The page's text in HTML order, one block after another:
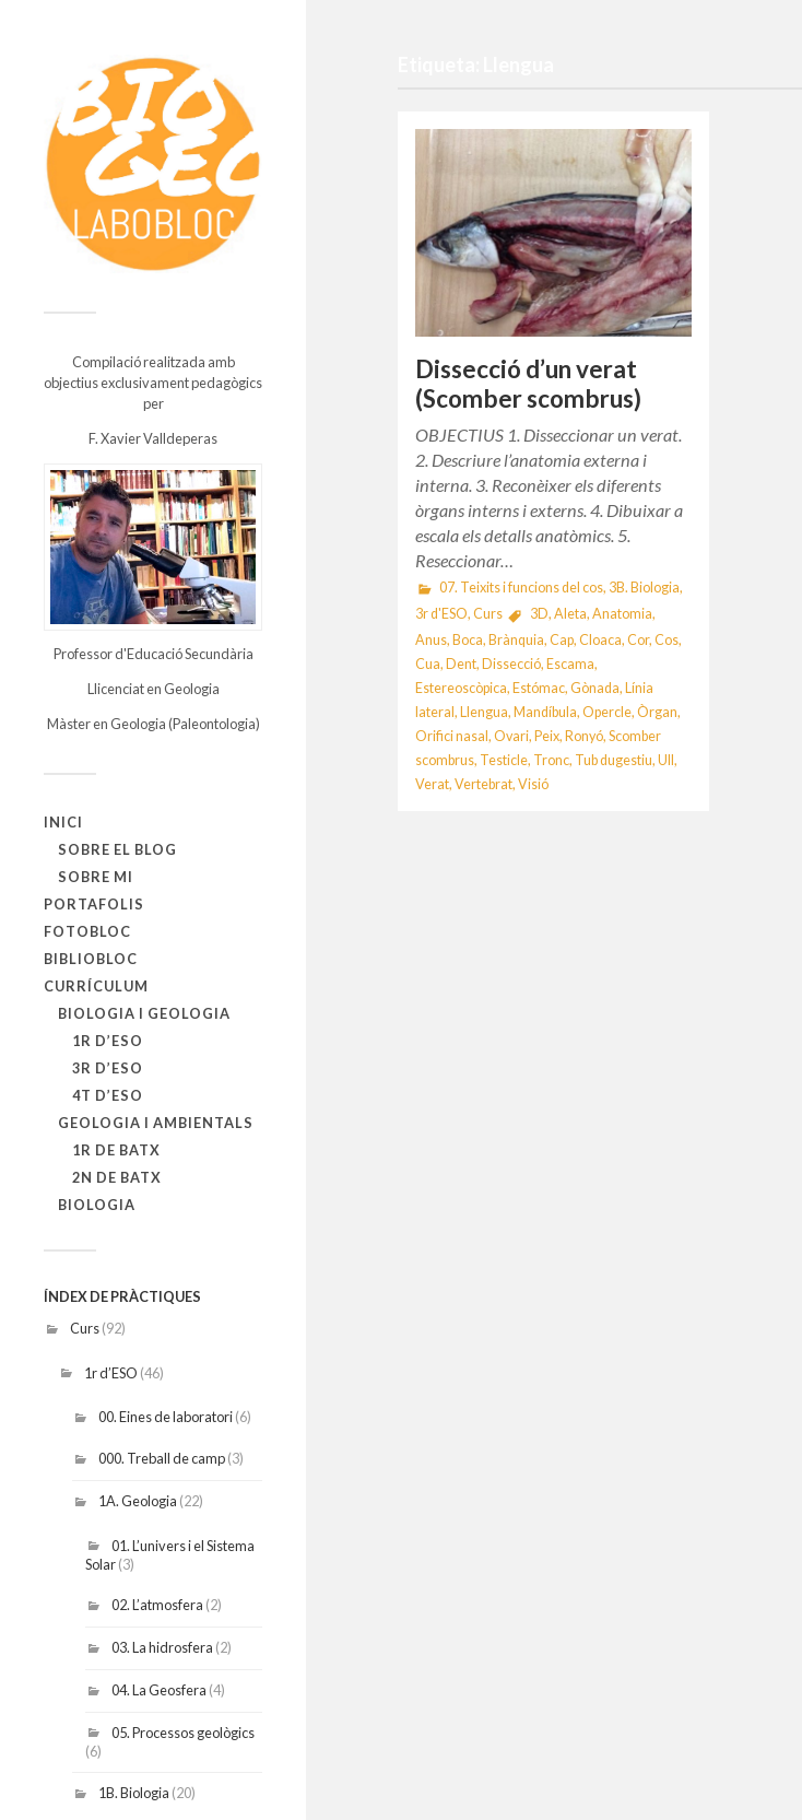
Compilació realitzada amb
objectius exclusivament pedagògics
per
F. Xavier Valldeperas
Professor d'Educació Secundària
Llicenciat en Geologia
Màster en Geologia (Paleontologia)
INICI
SOBRE EL BLOG
SOBRE MI
PORTAFOLIS
FOTOBLOC
BIBLIOBLOC
CURRÍCULUM
BIOLOGIA I GEOLOGIA
1R D’ESO
3R D’ESO
4T D’ESO
GEOLOGIA I AMBIENTALS
1R DE BATX
2N DE BATX
BIOLOGIA
ÍNDEX DE PRÀCTIQUES
Curs(92)
1r d’ESO (46)
00. Eines de laboratori(6)
000. Treball de camp(3)
1A. Geologia (22)
01. L’univers i el Sistema
Solar(3)
02. L’atmosfera (2)
03. La hidrosfera (2)
04. La Geosfera (4)
05. Processos geològics
(6)
1B. Biologia (20)
Dissecció d’un verat
(Scomber scombrus)
OBJECTIUS 1. Disseccionar un verat.
2. Descriure l’anatomia externa i
interna. 3. Reconèixer els diferents
òrgans interns i externs. 4. Dibuixar a
escala els detalls anatòmics. 5.
Reseccionar…
07. Teixits i funcions del cos, 3B. Biologia,
3r d'ESO,Curs 3D, Aleta, Anatomia,
Anus,Boca,Brànquia,Cap,Cloaca,Cor,Cos,
Cua,Dent,Dissecció,Escama,
Estereoscòpica,Estómac,Gònada,Línia
lateral,Llengua,Mandíbula,Opercle,Òrgan,
Orifici nasal,Ovari,Peix,Ronyó,Scomber
scombrus, Testicle, Tronc, Tub dugestiu,Ull,
Verat,Vertebrat,Visió